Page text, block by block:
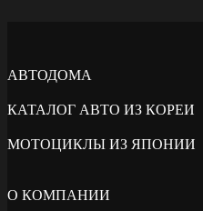
АВТОДОМА
КАТАЛОГ АВТО ИЗ КОРЕИ
МОТОЦИКЛЫ ИЗ ЯПОНИИ
О КОМПАНИИ